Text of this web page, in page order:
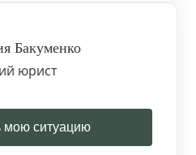
Бакуменко
юрист
мою ситуацию